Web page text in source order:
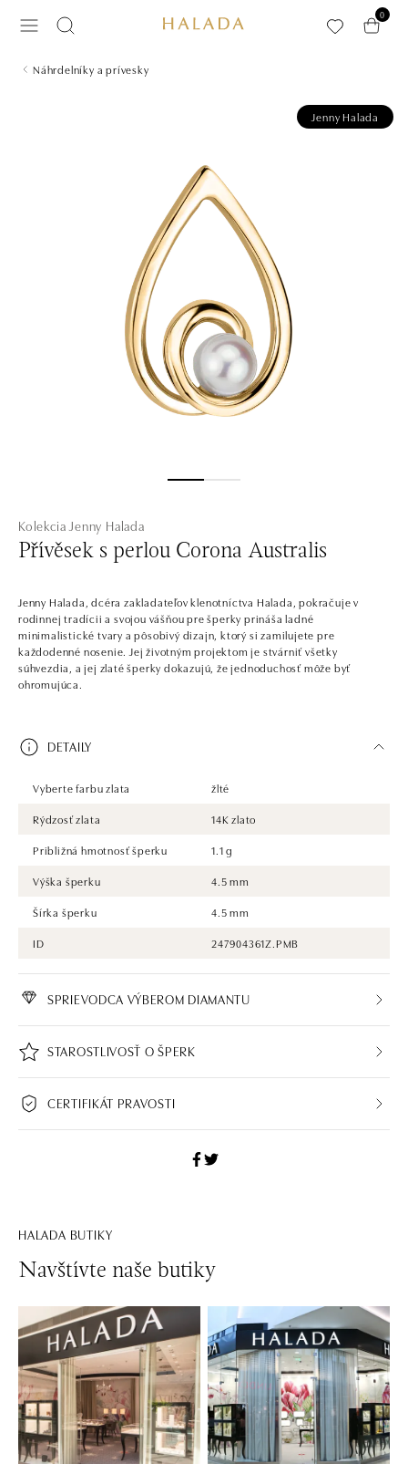
0
Náhrdelníky a prívesky
Jenny Halada
Kolekcia Jenny Halada
Přívěsek s perlou Corona Australis
Jenny Halada, dcéra zakladateľov klenotníctva Halada, pokračuje v
rodinnej tradícii a svojou vášňou pre šperky prináša ladné
minimalistické tvary a pôsobivý dizajn, ktorý si zamilujete pre
každodenné nosenie. Jej životným projektom je stvárniť všetky
súhvezdia, a jej zlaté šperky dokazujú, že jednoduchosť môže byť
ohromujúca.
DETAILY
Vyberte farbu zlata
žlté
Rýdzosť zlata
14K zlato
Približná hmotnosť šperku
1.1 g
Výška šperku
4.5 mm
Šírka šperku
4.5 mm
ID
247904361Z.PMB
SPRIEVODCA VÝBEROM DIAMANTU
STAROSTLIVOSŤ O ŠPERK
CERTIFIKÁT PRAVOSTI
HALADA BUTIKY
Navštívte naše butiky